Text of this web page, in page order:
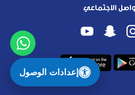
إعدادات الوصول
الاجتماعي